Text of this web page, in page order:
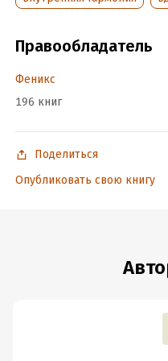
Год издания:2025
ISBN (EAN):9785222458167
Правообладатель
Феникс
196 книг
Поделиться
Опубликовать свою книгу